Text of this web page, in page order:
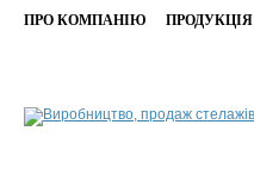
ПРО КОМПАНІЮ ПРОДУКЦІЯ